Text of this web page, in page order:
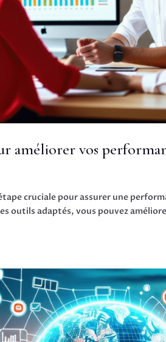
améliorer vos
cruciale pour assurer une
outils adaptés, vous pouvez